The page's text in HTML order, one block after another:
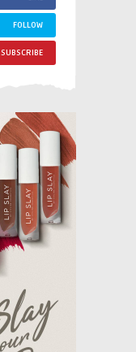
FOLLOW
SUBSCRIBE